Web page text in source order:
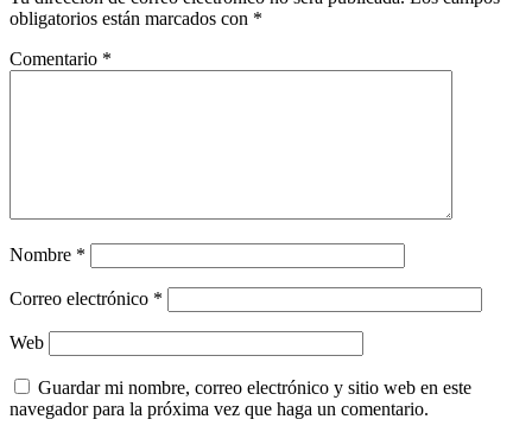
obligatorios están marcados con *
Comentario *
Nombre *
Correo electrónico *
Web
Guardar mi nombre, correo electrónico y sitio web en este
navegador para la próxima vez que haga un comentario.